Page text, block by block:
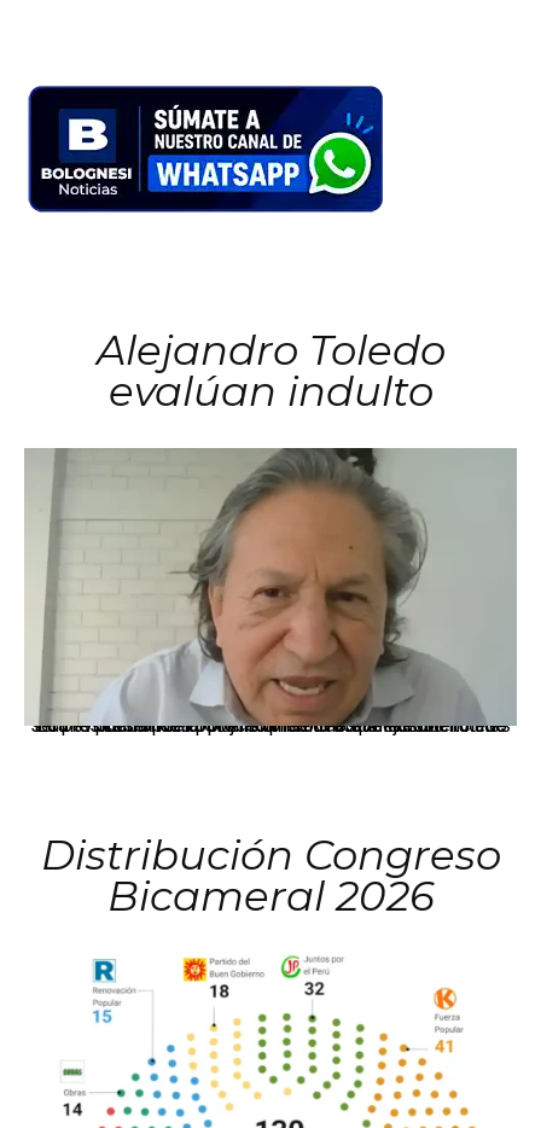
Alejandro Toledo
evalúan indulto
La presidenta Keiko Fujimori informó que la solicitud de indulto presentada por el expresidente Alejandro Toledo será evaluada por la Comisión de Gracias Presidenciales conforme al procedimiento establecido.
Distribución Congreso
Bicameral 2026